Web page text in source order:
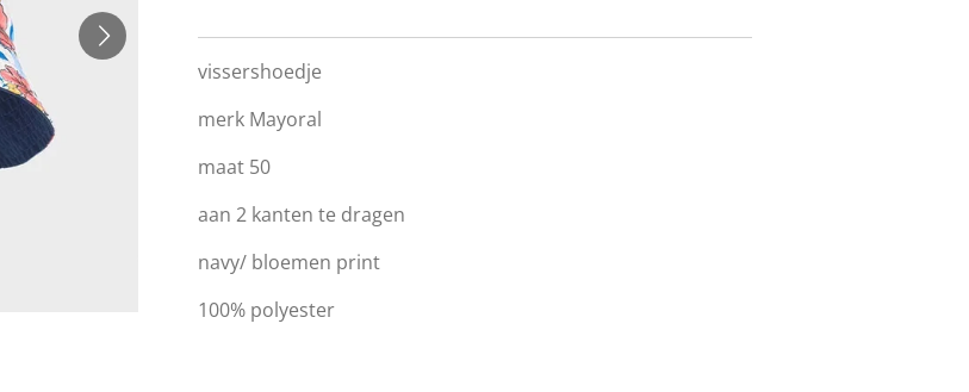
vissershoedje
merk Mayoral
maat 50
aan 2 kanten te dragen
navy/ bloemen print
100% polyester